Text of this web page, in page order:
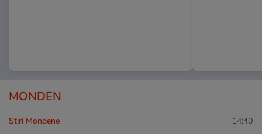
MONDEN
Stiri Mondene 14:40